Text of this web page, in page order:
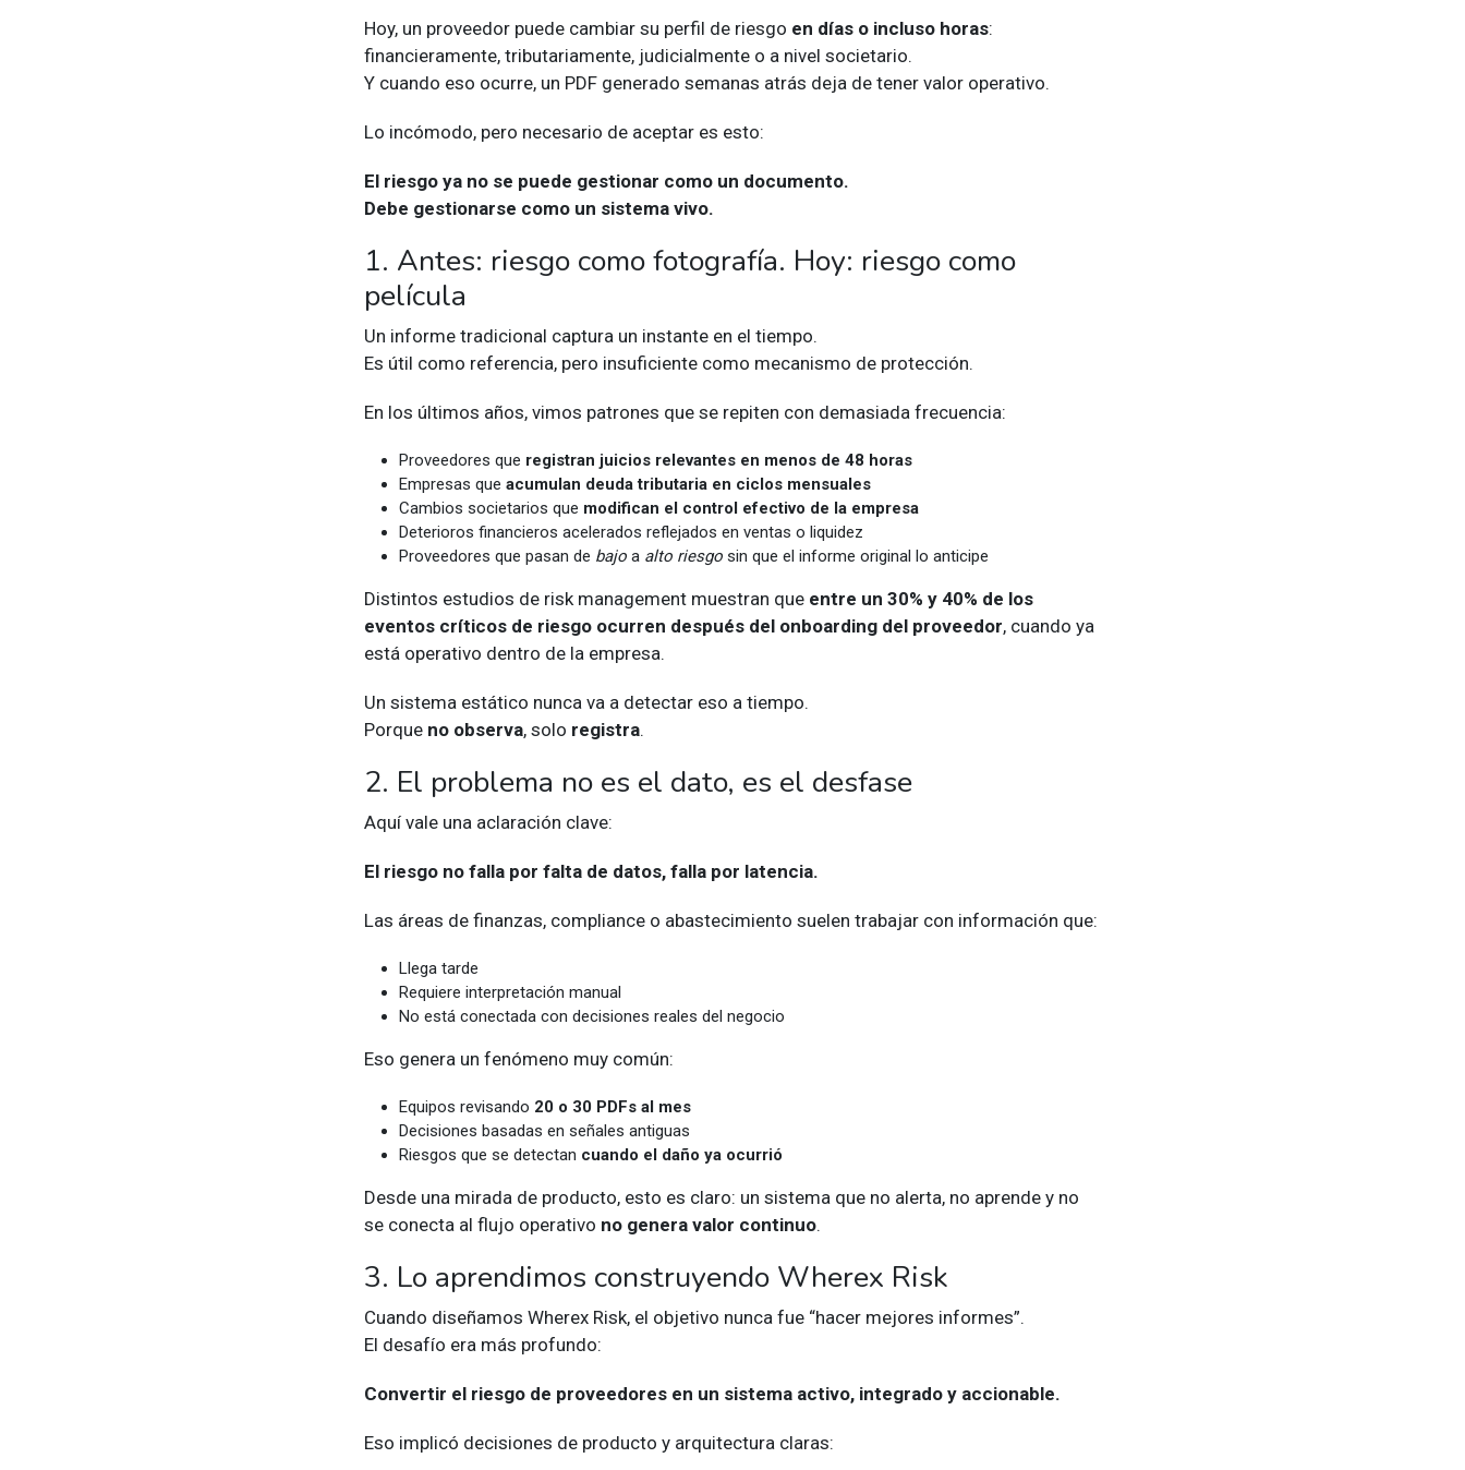
Hoy, un proveedor puede cambiar su perfil de riesgo en días o incluso horas:
financieramente, tributariamente, judicialmente o a nivel societario.
Y cuando eso ocurre, un PDF generado semanas atrás deja de tener valor operativo.
Lo incómodo, pero necesario de aceptar es esto:
El riesgo ya no se puede gestionar como un documento.
Debe gestionarse como un sistema vivo.
1. Antes: riesgo como fotografía. Hoy: riesgo como
película
Un informe tradicional captura un instante en el tiempo.
Es útil como referencia, pero insuficiente como mecanismo de protección.
En los últimos años, vimos patrones que se repiten con demasiada frecuencia:
Proveedores que registran juicios relevantes en menos de 48 horas
Empresas que acumulan deuda tributaria en ciclos mensuales
Cambios societarios que modifican el control efectivo de la empresa
Deterioros financieros acelerados reflejados en ventas o liquidez
Proveedores que pasan de bajo a alto riesgo sin que el informe original lo anticipe
Distintos estudios de risk management muestran que entre un 30% y 40% de los
eventos críticos de riesgo ocurren después del onboarding del proveedor, cuando ya
está operativo dentro de la empresa.
Un sistema estático nunca va a detectar eso a tiempo.
Porque no observa, solo registra.
2. El problema no es el dato, es el desfase
Aquí vale una aclaración clave:
El riesgo no falla por falta de datos, falla por latencia.
Las áreas de finanzas, compliance o abastecimiento suelen trabajar con información que:
Llega tarde
Requiere interpretación manual
No está conectada con decisiones reales del negocio
Eso genera un fenómeno muy común:
Equipos revisando 20 o 30 PDFs al mes
Decisiones basadas en señales antiguas
Riesgos que se detectan cuando el daño ya ocurrió
Desde una mirada de producto, esto es claro: un sistema que no alerta, no aprende y no
se conecta al flujo operativo no genera valor continuo.
3. Lo aprendimos construyendo Wherex Risk
Cuando diseñamos Wherex Risk, el objetivo nunca fue “hacer mejores informes”.
El desafío era más profundo:
Convertir el riesgo de proveedores en un sistema activo, integrado y accionable.
Eso implicó decisiones de producto y arquitectura claras: